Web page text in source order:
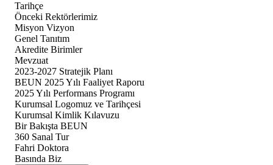
Tarihçe
Önceki Rektörlerimiz
Misyon Vizyon
Genel Tanıtım
Akredite Birimler
Mevzuat
2023-2027 Stratejik Planı
BEUN 2025 Yılı Faaliyet Raporu
2025 Yılı Performans Programı
Kurumsal Logomuz ve Tarihçesi
Kurumsal Kimlik Kılavuzu
Bir Bakışta BEUN
360 Sanal Tur
Fahri Doktora
Basında Biz